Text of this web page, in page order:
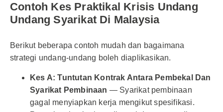
Contoh Kes Praktikal Krisis Undang
Undang Syarikat Di Malaysia
Berikut beberapa contoh mudah dan bagaimana
strategi undang-undang boleh diaplikasikan.
Kes A: Tuntutan Kontrak Antara Pembekal Dan
Syarikat Pembinaan — Syarikat pembinaan
gagal menyiapkan kerja mengikut spesifikasi.